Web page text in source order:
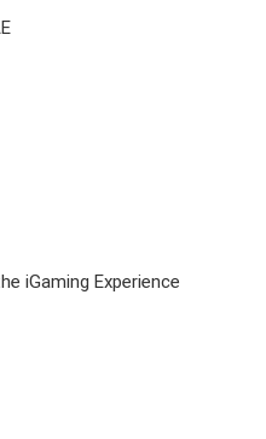
iGaming Experience